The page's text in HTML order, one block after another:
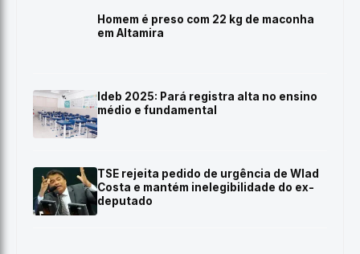
Homem é preso com 22 kg de maconha
em Altamira
Ideb 2025: Pará registra alta no ensino
médio e fundamental
TSE rejeita pedido de urgência de Wlad
Costa e mantém inelegibilidade do ex-
deputado